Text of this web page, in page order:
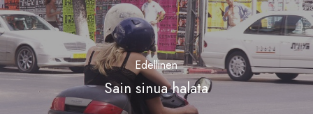
Edellinen
Sain sinua halata